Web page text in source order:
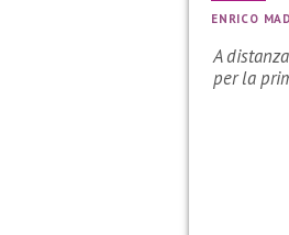
ENRICO
A
per la